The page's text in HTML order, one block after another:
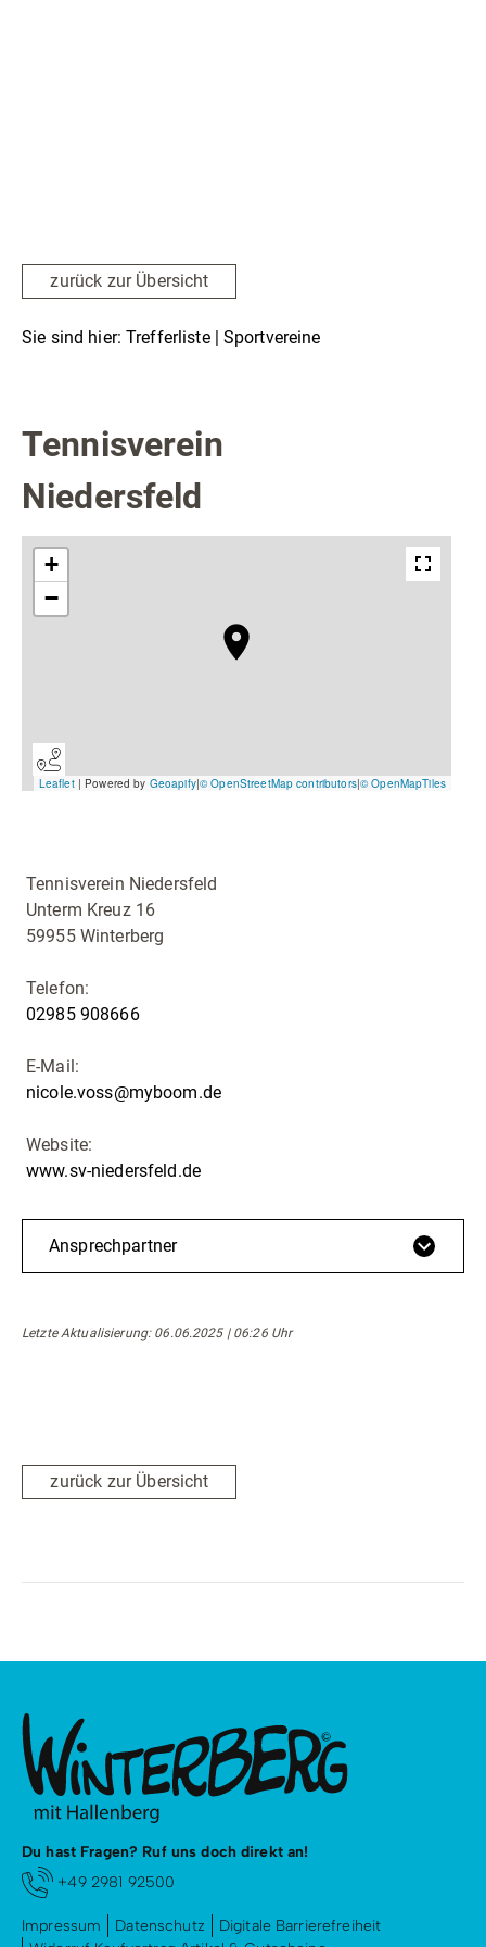
zurück zur Übersicht
Sie sind hier: Trefferliste | Sportvereine
Tennisverein
Niedersfeld
Tennisverein Niedersfeld
Unterm Kreuz 16
59955 Winterberg
Telefon:
02985 908666
E-Mail:
nicole.voss@myboom.de
Website:
www.sv-niedersfeld.de
Ansprechpartner
Letzte Aktualisierung: 06.06.2025 | 06:26 Uhr
zurück zur Übersicht
Du hast Fragen? Ruf uns doch direkt an!
+49 2981 92500
Impressum Datenschutz
Digitale Barrierefreiheit